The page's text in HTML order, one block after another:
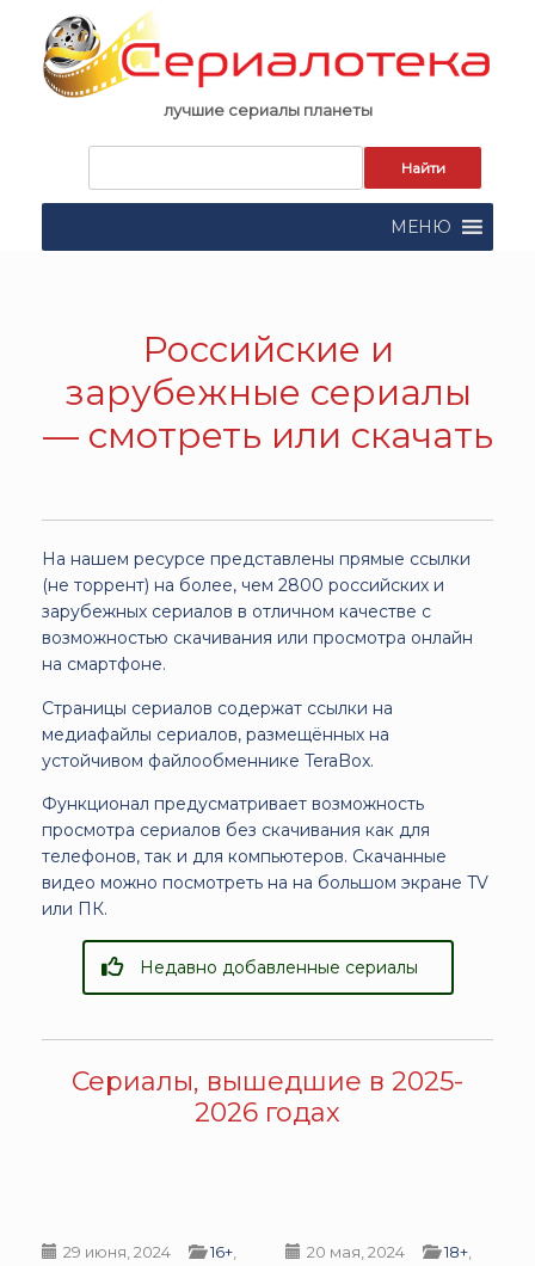
content
лучшие сериалы планеты
поиска:
МЕНЮ
Российские и
зарубежные сериалы
— смотреть или скачать
На нашем ресурсе представлены прямые ссылки
(не торрент) на более, чем 2800 российских и
зарубежных сериалов в отличном качестве с
возможностью скачивания или просмотра онлайн
на смартфоне.
Страницы сериалов содержат ссылки на
медиафайлы сериалов, размещённых на
устойчивом файлообменнике TeraBox.
Функционал предусматривает возможность
просмотра сериалов без скачивания как для
телефонов, так и для компьютеров. Скачанные
видео можно посмотреть на на большом экране TV
или ПК.
Недавно добавленные сериалы
Сериалы, вышедшие в 2025-
2026 годах
29 июня, 2024 16+ 20 мая, 2024 18+